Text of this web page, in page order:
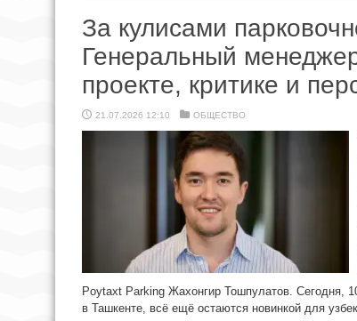
За кулисами
Генеральный
проекте, критике и
21.07.2026 12:10 ОБЩЕСТВО
Poytaxt Parking Жахонгир Тошпулатов.
в Ташкенте, всё ещё остаются новинкой для